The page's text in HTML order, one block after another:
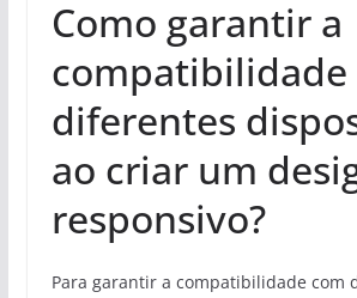
Como garantir a
compatibilidade
diferentes
ao criar um
responsivo?
Para garantir a compatibilidade com